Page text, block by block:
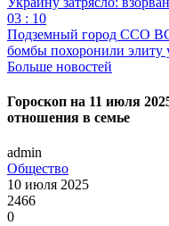
03 : 10
Подземный город ССО
бомбы похоронили элиту
Больше новостей
Гороскоп на 11 июля
отношения в семье
admin
Общество
10 июля 2025
2466
0